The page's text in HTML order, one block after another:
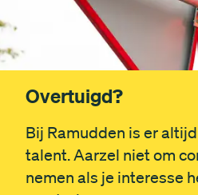
Overtuigd?
Bij Ramudden is er
talent. Aarzel niet om
nemen als je interesse